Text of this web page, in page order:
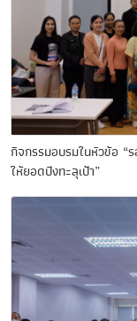
กิจกรรมอบรมในหัวข้อ “
ให้ยอดปังทะลุเป้า”